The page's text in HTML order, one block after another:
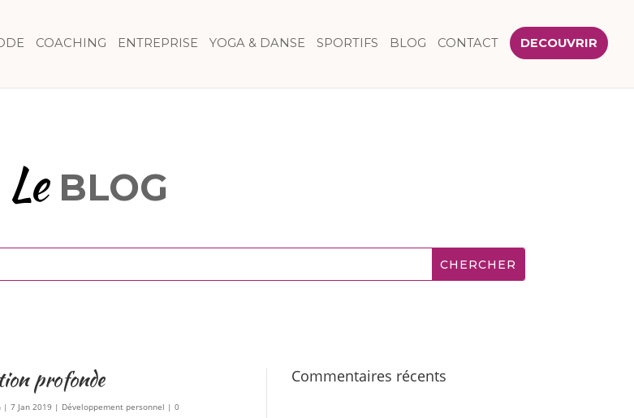
COACHING ENTREPRISE YOGA & DANSE SPORTIFS BLOG CONTACT DECOUVRIR
Le BLOG
profonde
| 7 Jan 2019 | Développement personnel | 0
Commentaires récents